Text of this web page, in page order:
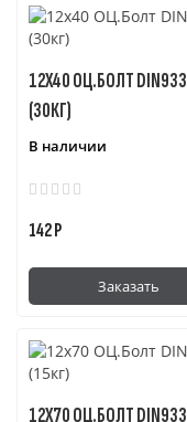
12Х40 ОЦ.БОЛТ DIN933
(30КГ)
В наличии
142 Р
Заказать
12Х70 ОЦ.БОЛТ DIN933